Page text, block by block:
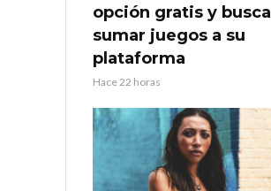
opción gratis y busca
sumar juegos a su
plataforma
Hace 22 horas